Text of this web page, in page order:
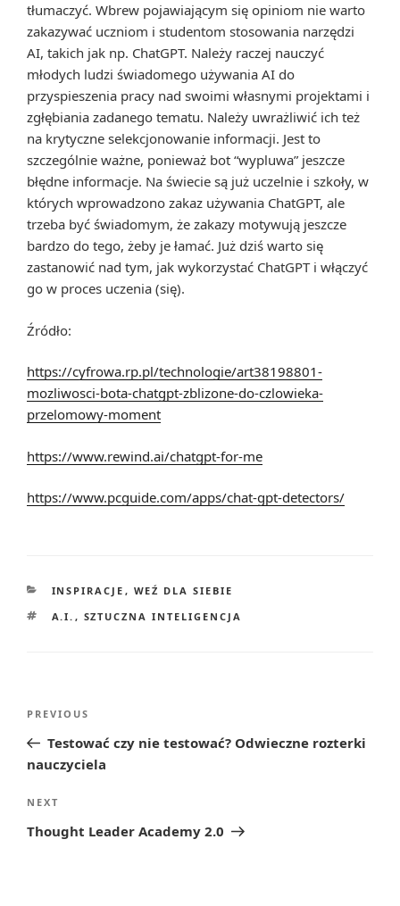
tłumaczyć. Wbrew pojawiającym się opiniom nie warto
zakazywać uczniom i studentom stosowania narzędzi
AI, takich jak np. ChatGPT. Należy raczej nauczyć
młodych ludzi świadomego używania AI do
przyspieszenia pracy nad swoimi własnymi projektami i
zgłębiania zadanego tematu. Należy uwrażliwić ich też
na krytyczne selekcjonowanie informacji. Jest to
szczególnie ważne, ponieważ bot “wypluwa” jeszcze
błędne informacje. Na świecie są już uczelnie i szkoły, w
których wprowadzono zakaz używania ChatGPT, ale
trzeba być świadomym, że zakazy motywują jeszcze
bardzo do tego, żeby je łamać. Już dziś warto się
zastanowić nad tym, jak wykorzystać ChatGPT i włączyć
go w proces uczenia (się).
Źródło:
https://cyfrowa.rp.pl/technologie/art38198801-
mozliwosci-bota-chatgpt-zblizone-do-czlowieka-
przelomowy-moment
https://www.rewind.ai/chatgpt-for-me
https://www.pcguide.com/apps/chat-gpt-detectors/
CATEGORIES
INSPIRACJE , WEŹ DLA SIEBIE
TAGS
A.I. , SZTUCZNA INTELIGENCJA
Previous
Post
PREVIOUS
Testować czy nie testować? Odwieczne rozterki
nauczyciela
Next
Post
NEXT
Thought Leader Academy 2.0